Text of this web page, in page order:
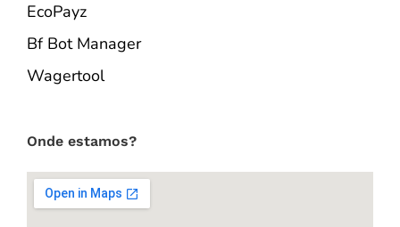
EcoPayz
Bf Bot Manager
Wagertool
Onde estamos?